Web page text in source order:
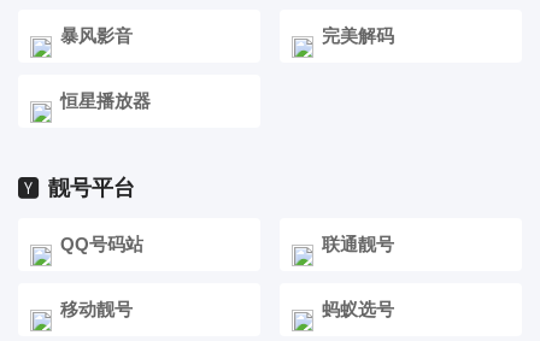
暴风影音 完美解码
恒星播放器
靓号平台
QQ号码站 联通靓号
移动靓号 蚂蚁选号